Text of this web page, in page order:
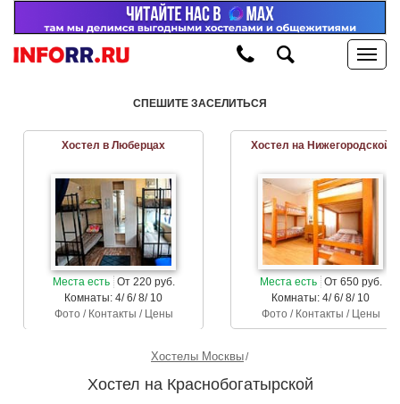
СПЕШИТЕ ЗАСЕЛИТЬСЯ
Хостел в Люберцах
Места есть От 220 руб.
Комнаты: 4/ 6/ 8/ 10
Фото / Контакты / Цены
Хостел на Нижегородской
Места есть От 650 руб.
Комнаты: 4/ 6/ 8/ 10
Фото / Контакты / Цены
Хостелы Москвы
Хостел на Краснобогатырской